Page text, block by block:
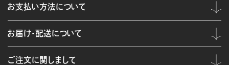
お支払い方法について
お届け・配送について
ご注文に関しまして